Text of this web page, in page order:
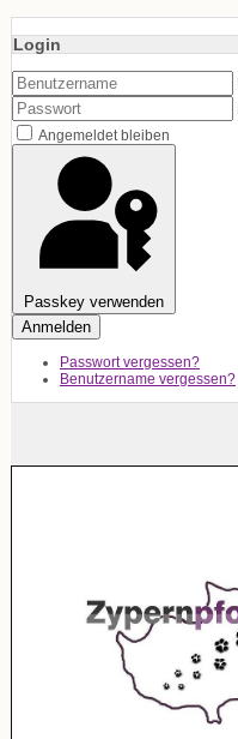
Login
Angemeldet bleiben
Passkey verwenden
Anmelden
Passwort vergessen?
Benutzername vergessen?